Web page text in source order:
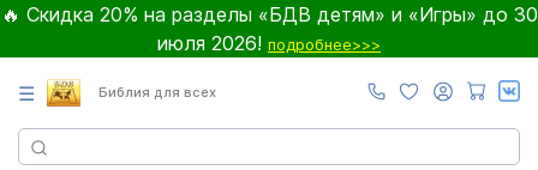
🔥 Скидка 20% на разделы «БДВ детям» и «Игры» до 30
июля 2026! подробнее>>>
☰ Библия для всех